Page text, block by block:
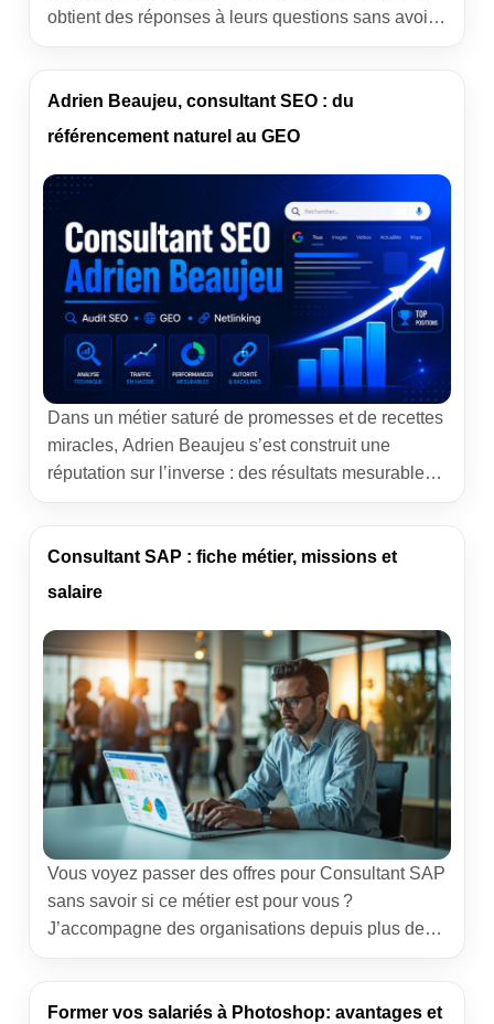
obtient des réponses à leurs questions sans avoir
que l’on oppose souvent au SEO. Les deux
poursuivent le même objectif, la visibilité en ligne,
Adrien Beaujeu, consultant SEO : du
référencement naturel au GEO
Dans un métier saturé de promesses et de recettes
miracles, Adrien Beaujeu s’est construit une
réputation sur l’inverse : des résultats mesurables,
SEO basé dans la Loire et intervenant pour des
clients dans toute la France, il accompagne
Consultant SAP : fiche métier, missions et
salaire
Vous voyez passer des offres pour Consultant SAP
sans savoir si ce métier est pour vous ?
J’accompagne des organisations depuis plus de
analytique, relationnel et sens du terrain. Vous
Former vos salariés à Photoshop: avantages et